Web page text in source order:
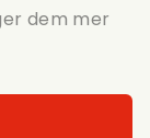
dem mer